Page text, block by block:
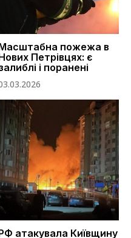
пожежа в
Петрівцях: є
і поранені
атакувала Київщину